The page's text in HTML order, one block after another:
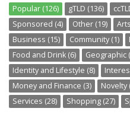
Popular (126) gTLD (136)
Sponsored (4)
Other (19)
Business (15)
Community (1)
Food and Drink (6)
Geographic
Identity and Lifestyle (8)
Money and Finance (3)
Novelty
Services (28)
Shopping (27)